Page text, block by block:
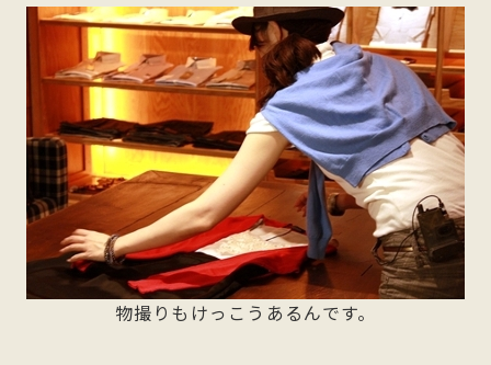
物撮りもけっこうあるんです。